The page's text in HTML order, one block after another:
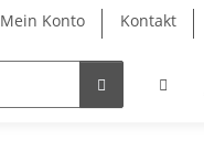
Mein Konto Kontakt